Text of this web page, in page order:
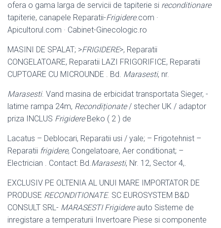
ofera o gama larga de servicii de tapiterie si reconditionare
tapiterie, canapele Reparatii-Frigidere.com ·
Apicultorul.com · Cabinet-Ginecologic.ro
MASINI DE SPALAT; >FRIGIDERE>, Reparatii
CONGELATOARE, Reparatii LAZI FRIGORIFICE, Reparatii
CUPTOARE CU MICROUNDE . Bd. Marasesti, nr.
Marasesti. Vand masina de erbicidat transportata Sieger, -
latime rampa 24m, Recondiționate/ stecher UK / adaptor
priza INCLUS FrigidereBeko ( 2 ) de
Lacatus – Deblocari, Reparatii usi / yale; – Frigotehnist –
Reparatii frigidere, Congelatoare, Aer conditionat; –
Electrician . Contact: Bd.Marasesti, Nr. 12, Sector 4,.
EXCLUSIV PE OLTENIA AL UNUI MARE IMPORTATOR DE
PRODUSE RECONDITIONATE. SC EUROSYSTEM B&D
CONSULT SRL- MARASESTI Frigidereauto Sisteme de
inregistare a temperaturii Invertoare Piese si componente